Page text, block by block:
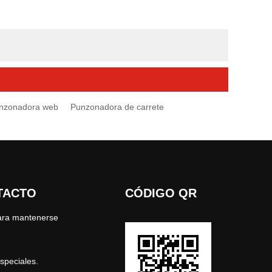
web Punzonadora de carrete
mantenerse
CÓDIGO QR